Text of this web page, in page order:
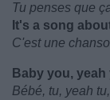
Tu penses que
It's a song
C'est une
Baby you,
Bébé, tu, yeah